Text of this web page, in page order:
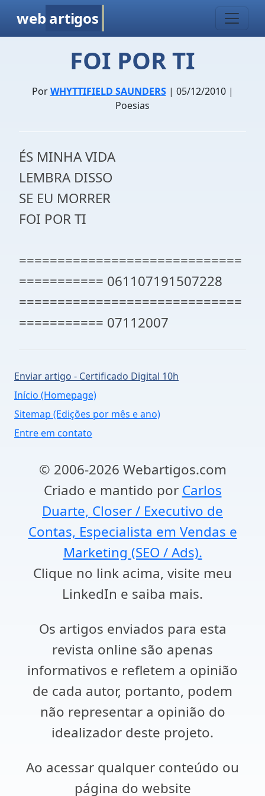
web artigos
FOI POR TI
PorWHYTTIFIELD SAUNDERS| 05/12/2010 |
Poesias
ÉS MINHA VIDA
LEMBRA DISSO
SE EU MORRER
FOI POR TI
=============================
=========== 061107191507228
=============================
=========== 07112007
Enviar artigo - Certificado Digital 10h
Início (Homepage)
Sitemap (Edições por mês e ano)
Entre em contato
© 2006-2026 Webartigos.com
Criado e mantido por Carlos
Duarte, Closer / Executivo de
Contas, Especialista em Vendas e
Marketing (SEO / Ads).
Clique no link acima, visite meu
LinkedIn e saiba mais.
Os artigos enviados para esta
revista online são apenas
informativos e refletem a opinião
de cada autor, portanto, podem
não representar a opinião do
idealizador deste projeto.
Ao acessar qualquer conteúdo ou
página do website